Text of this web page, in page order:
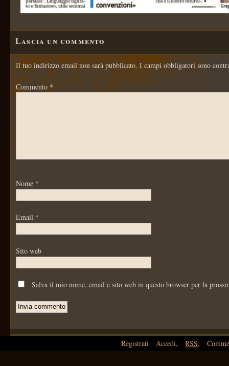
Lascia un commento
Il tuo indirizzo email non sarà pubblicato. I campi obbligatori sono
Commento *
Nome *
Email *
Sito web
Salva il mio nome, email e sito web in questo browser per la
Registrati Accedi, RSS,